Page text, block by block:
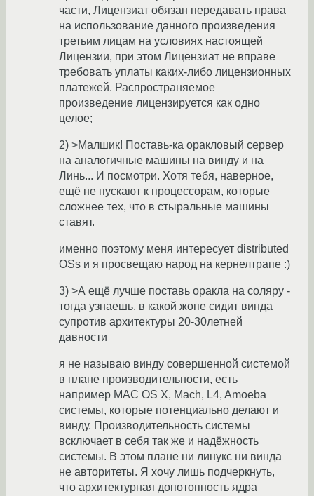
части, Лицензиат обязан передавать права
на использование данного произведения
третьим лицам на условиях настоящей
Лицензии, при этом Лицензиат не вправе
требовать уплаты каких-либо лицензионных
платежей. Распространяемое
произведение лицензируется как одно
целое;
2) >Малшик! Поставь-ка оракловый сервер
на аналогичные машины на винду и на
Линь... И посмотри. Хотя тебя, наверное,
ещё не пускают к процессорам, которые
сложнее тех, что в стыральные машины
ставят.
именно поэтому меня интересует distributed
OSs и я просвещаю народ на кернелтрапе :)
3) >А ещё лучше поставь оракла на соляру -
тогда узнаешь, в какой жопе сидит винда
супротив архитектуры 20-30летней
давности
я не называю винду совершенной системой
в плане производительности, есть
например MAC OS X, Mach, L4, Amoeba
системы, которые потенциально делают и
винду. Производительность системы
всключает в себя так же и надёжность
системы. В этом плане ни линукс ни винда
не авторитеты. Я хочу лишь подчеркнуть,
что архитектурная допотопность ядра